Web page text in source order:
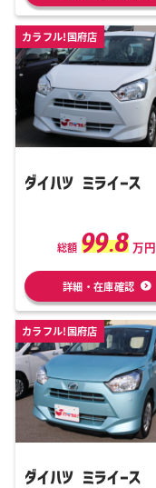
カラフル!国府店
ダイハツ ミライース
総額 99.8 万円
詳細・在庫確認
カラフル!国府店
ダイハツ ミライース